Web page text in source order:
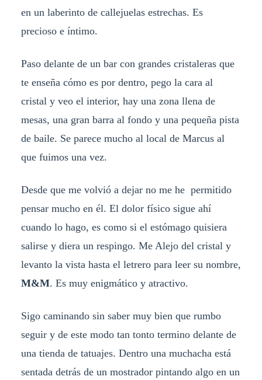
en un laberinto de callejuelas estrechas. Es
precioso e íntimo.
Paso delante de un bar con grandes cristaleras que
te enseña cómo es por dentro, pego la cara al
cristal y veo el interior, hay una zona llena de
mesas, una gran barra al fondo y una pequeña pista
de baile. Se parece mucho al local de Marcus al
que fuimos una vez.
Desde que me volvió a dejar no me he permitido
pensar mucho en él. El dolor físico sigue ahí
cuando lo hago, es como si el estómago quisiera
salirse y diera un respingo. Me Alejo del cristal y
levanto la vista hasta el letrero para leer su nombre,
M&M. Es muy enigmático y atractivo.
Sigo caminando sin saber muy bien que rumbo
seguir y de este modo tan tonto termino delante de
una tienda de tatuajes. Dentro una muchacha está
sentada detrás de un mostrador pintando algo en un